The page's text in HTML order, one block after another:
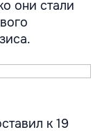
они стали
к 19